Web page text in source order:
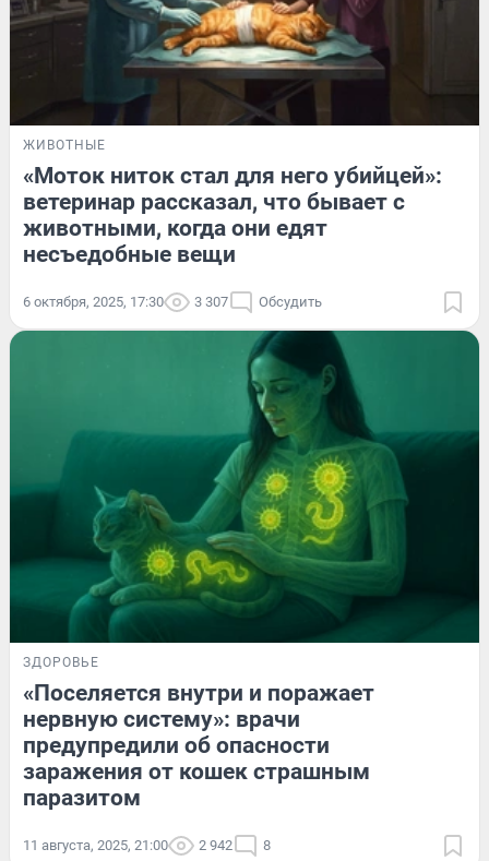
ЖИВОТНЫЕ
«Моток ниток стал для него убийцей»:
ветеринар рассказал, что бывает с
животными, когда они едят
несъедобные вещи
6 октября, 2025, 17:30 3 307 Обсудить
ЗДОРОВЬЕ
«Поселяется внутри и поражает
нервную систему»: врачи
предупредили об опасности
заражения от кошек страшным
паразитом
11 августа, 2025, 21:00 2 942 8